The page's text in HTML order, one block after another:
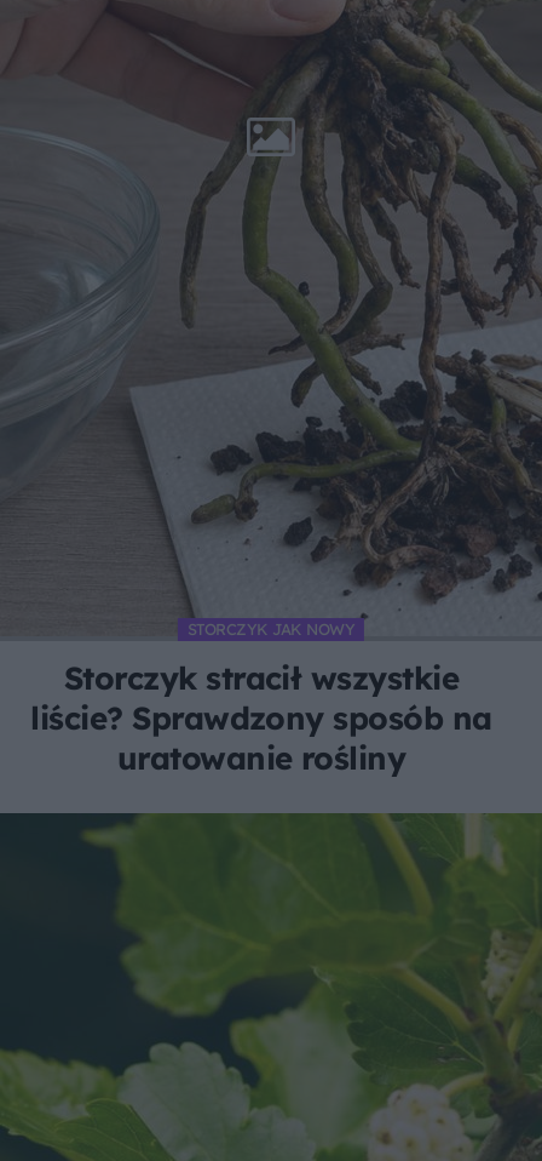
STORCZYK JAK NOWY
Storczyk stracił wszystkie
liście? Sprawdzony sposób na
uratowanie rośliny